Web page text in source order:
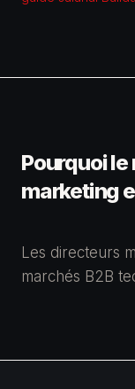
Pourquoi
marketing
Les directeurs
marchés B2B